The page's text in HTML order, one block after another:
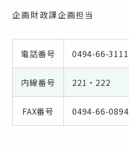
企画財政課企画担当
電話番号 0494-66-3111
内線番号 221・222
FAX番号 0494-66-0894